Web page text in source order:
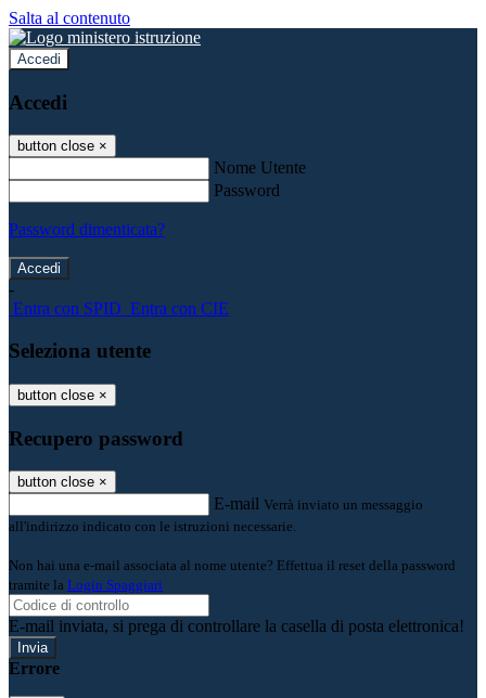
Salta al contenuto
Accedi
Accedi
button close ×
Nome Utente
Password
Password dimenticata?
-
Entra con SPID Entra con CIE
Seleziona utente
button close ×
Recupero password
button close ×
E-mail Verrà inviato un messaggio
all'indirizzo indicato con le istruzioni necessarie.
Non hai una e-mail associata al nome utente? Effettua il reset della password
tramite la Login Spaggiari
E-mail inviata, si prega di controllare la casella di posta elettronica!
Errore